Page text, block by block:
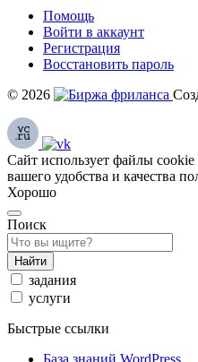
Помощь
Войти в аккаунт
Регистрация
Восстановить пароль
© 2026
Сайт использует файлы
вашего удобства и качества
Хорошо
Поиск
Найти
задания
услуги
Быстрые ссылки
База знаний WordPress